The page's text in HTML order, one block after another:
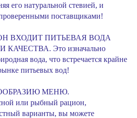
его натуральной стевией, и
поставщиками!
ВХОДИТ ПИТЬЕВАЯ ВОДА
Это изначально
вода, что встречается крайне
питьевых вод!
МЕНЮ.
или рыбный рацион,
варианты, вы можете